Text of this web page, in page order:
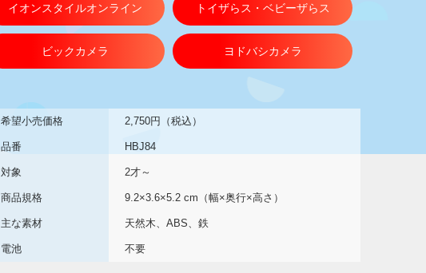
イオンスタイルオンライン トイザらス・ベビーザらス
ビックカメラ ヨドバシカメラ
希望小売価格 2,750円（税込）
品番 HBJ84
対象 2才～
商品規格 9.2×3.6×5.2 cm（幅×奥行×高さ）
主な素材 天然木、ABS、鉄
電池 不要